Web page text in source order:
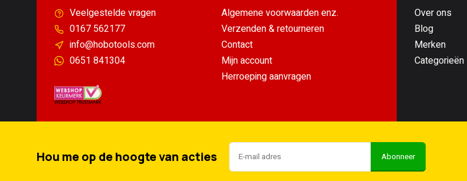
Veelgestelde vragen
0167 562177
info@hobotools.com
0651 841304
Algemene voorwaarden enz.
Verzenden & retourneren
Contact
Mijn account
Herroeping aanvragen
Over ons
Blog
Merken
Categorieën
Hou me op de hoogte van acties Abonneer